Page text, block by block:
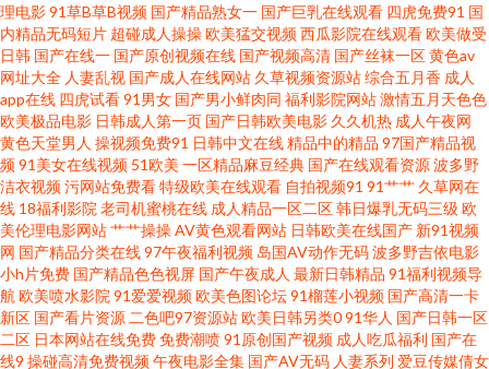
黄色一片 加勒比激情综合 蜜臀91 欧美日韩操逼片 日本Aⅴ在线观看 熟女色福
利导航 午夜剧场成人18 91大神精品 91每日更新 91网页版色色 av米奇影音
超碰青青91 国产成人伊人 精品呦呦呦 欧美a日 欧美一页一区 日韩黄色网 午
夜福利色爱爱 伊人婷婷影院 91九色性爱 91中文 97自拍超碰 超碰97在线免费
豆花吃瓜网 国产十区 精品在线视频91 狼友社区 欧美a在线视频 日本性爱自拍
日韩色网址 五月天大香蕉 亚洲最色网站 91在线微拍视频 操比超碰 抖阴精品
理电影91草B草B视频 国产精品熟女一 国产巨乳在线观看 四虎免费91 国
内精品无码短片 超碰成人操操欧美猛交视频西瓜影院在线观看欧美做受
日韩 国产在线一 国产原创视频在线 国产视频高清 国产丝袜一区黄色av
网址大全 人妻乱视 国产成人在线网站 久草视频资源站综合五月香 成人
app在线 四虎试看91男女 国产男小鲜肉同 福利影院网站激情五月天色色
欧美极品电影 日韩成人第一页 国产日韩欧美电影 久久机热 成人午夜网
黄色天堂男人 操视频免费91 日韩中文在线精品中的精品 97国产精品视
频91美女在线视频 51欧美 一区精品麻豆经典 国产在线观看资源波多野
洁衣视频污网站免费看特级欧美在线观看 自拍视频91 91艹艹 久草网在
线 18福利影院 老司机蜜桃在线 成人精品一区二区韩日爆乳无码三级 欧
美伦理电影网站艹艹操操AV黄色观看网站 日韩欧美在线国产 新91视频
网 国产精品分类在线97午夜福利视频 岛国AV动作无码波多野吉依电影
小h片免费 国产精品色色视屏 国产午夜成人 最新日韩精品 91福利视频导
航 欧美喷水影院 91爱爱视频欧美色图论坛91榴莲小视频 国产高清一卡
新区 国产看片资源 二色吧97资源站欧美日韩另类091华人 国产日韩一区
二区 日本网站在线免费免费潮喷91原创国产视频 成人吃瓜福利 国产在
线9 操碰高清免费视频午夜电影全集 国产AV无码 人妻系列 爱豆传媒倩女